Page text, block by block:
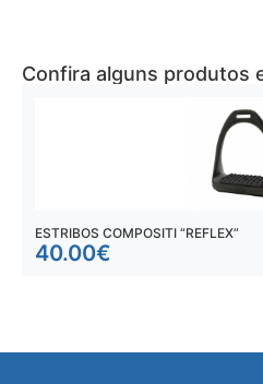
Confira alguns produtos
ESTRIBOS COMPOSITI “REFLEX”
40.00€